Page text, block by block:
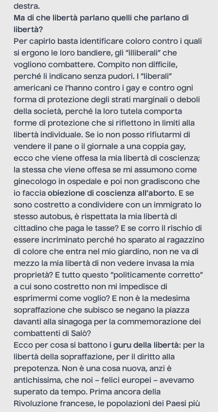
destra.
Ma di che libertà parlano quelli che parlano di
libertà?
Per capirlo basta identificare coloro contro i quali
si ergono le loro bandiere, gli “illiberali” che
vogliono combattere. Compito non difficile,
perché li indicano senza pudori. I “liberali”
americani ce l’hanno contro i gay e contro ogni
forma di protezione degli strati marginali o deboli
della società, perché la loro tutela comporta
forme di protezione che si riflettono in limiti alla
libertà individuale. Se io non posso rifiutarmi di
vendere il pane o il giornale a una coppia gay,
ecco che viene offesa la mia libertà di coscienza;
la stessa che viene offesa se mi assumono come
ginecologo in ospedale e poi non gradiscono che
io faccia obiezione di coscienza all’aborto. E se
sono costretto a condividere con un immigrato lo
stesso autobus, è rispettata la mia libertà di
cittadino che paga le tasse? E se corro il rischio di
essere incriminato perché ho sparato al ragazzino
di colore che entra nel mio giardino, non ne va di
mezzo la mia libertà di non vedere invasa la mia
proprietà? E tutto questo “politicamente corretto”
a cui sono costretto non mi impedisce di
esprimermi come voglio? E non è la medesima
sopraffazione che subisco se negano la piazza
davanti alla sinagoga per la commemorazione dei
combattenti di Salò?
Ecco per cosa si battono i guru della libertà: per la
libertà della sopraffazione, per il diritto alla
prepotenza. Non è una cosa nuova, anzi è
antichissima, che noi – felici europei – avevamo
superato da tempo. Prima ancora della
Rivoluzione francese, le popolazioni dei Paesi più